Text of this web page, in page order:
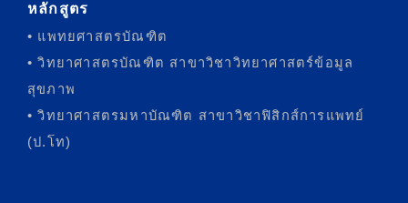
หลักสูตร
• แพทยศาสตรบัณฑิต
• วิทยาศาสตรบัณฑิต สาขาวิชาวิทยาศาสตร์ข้อมูล
สุขภาพ
• วิทยาศาสตรมหาบัณฑิต สาขาวิชาฟิสิกส์การแพทย์
(ป.โท)